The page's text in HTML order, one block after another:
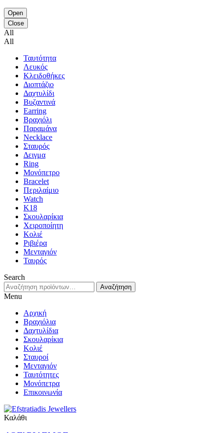
Open
Close
All
All
Ταυτότητα
Λευκός
Κλειδοθήκες
Διοπτάζιο
Δαχτυλίδι
Βυζαντινά
Earring
Βραχιόλι
Παραμάνα
Necklace
Σταυρός
Δειγμα
Ring
Μονόπετρο
Bracelet
Περιλαίμιο
Watch
K18
Σκουλαρίκια
Χειροποίητη
Κολιέ
Ριβιέρα
Μενταγιόν
Ταυρός
Search
Αναζήτηση
για:
Αναζήτηση
Menu
Αρχική
Βραχιόλια
Δαχτυλίδια
Σκουλαρίκια
Κολιέ
Σταυροί
Μενταγιόν
Ταυτότητες
Μονόπετρα
Επικοινωνία
Καλάθι